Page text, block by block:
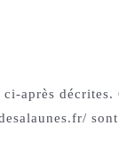
après décrites.